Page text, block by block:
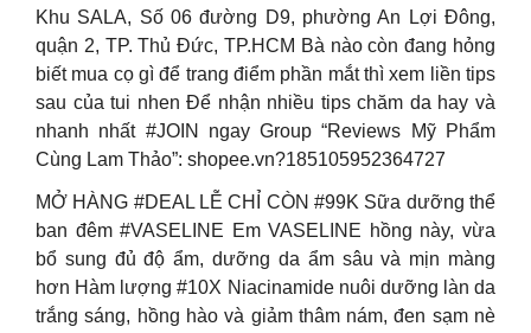
Khu SALA, Số 06 đường D9, phường An Lợi Đông,
quận 2, TP. Thủ Đức, TP.HCM Bà nào còn đang hỏng
biết mua cọ gì để trang điểm phần mắt thì xem liền tips
sau của tui nhen Để nhận nhiều tips chăm da hay và
nhanh nhất #JOIN ngay Group “Reviews Mỹ Phẩm
Cùng Lam Thảo”: shopee.vn?185105952364727
MỞ HÀNG #DEAL LỄ CHỈ CÒN #99K Sữa dưỡng thể
ban đêm #VASELINE Em VASELINE hồng này, vừa
bổ sung đủ độ ẩm, dưỡng da ẩm sâu và mịn màng
hơn Hàm lượng #10X Niacinamide nuôi dưỡng làn da
trắng sáng, hồng hào và giảm thâm nám, đen sạm nè